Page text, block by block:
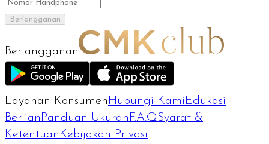
Berlangganan
Berlangganan
Layanan Konsumen Hubungi Kami Edukasi
Berlian Panduan Ukuran F.A.QSyarat &
Ketentuan Kebijakan Privasi